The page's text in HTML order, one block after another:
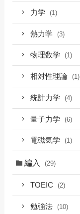
力学 (1)
熱力学 (3)
物理数学 (1)
相対性理論 (1)
統計力学 (4)
量子力学 (6)
電磁気学 (1)
編入 (29)
TOEIC (2)
勉強法 (10)